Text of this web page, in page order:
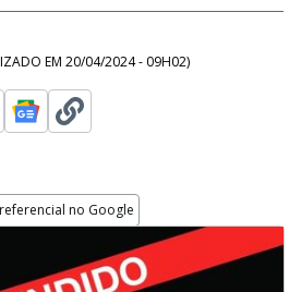
EM 20/04/2024 - 09H02)
no Google